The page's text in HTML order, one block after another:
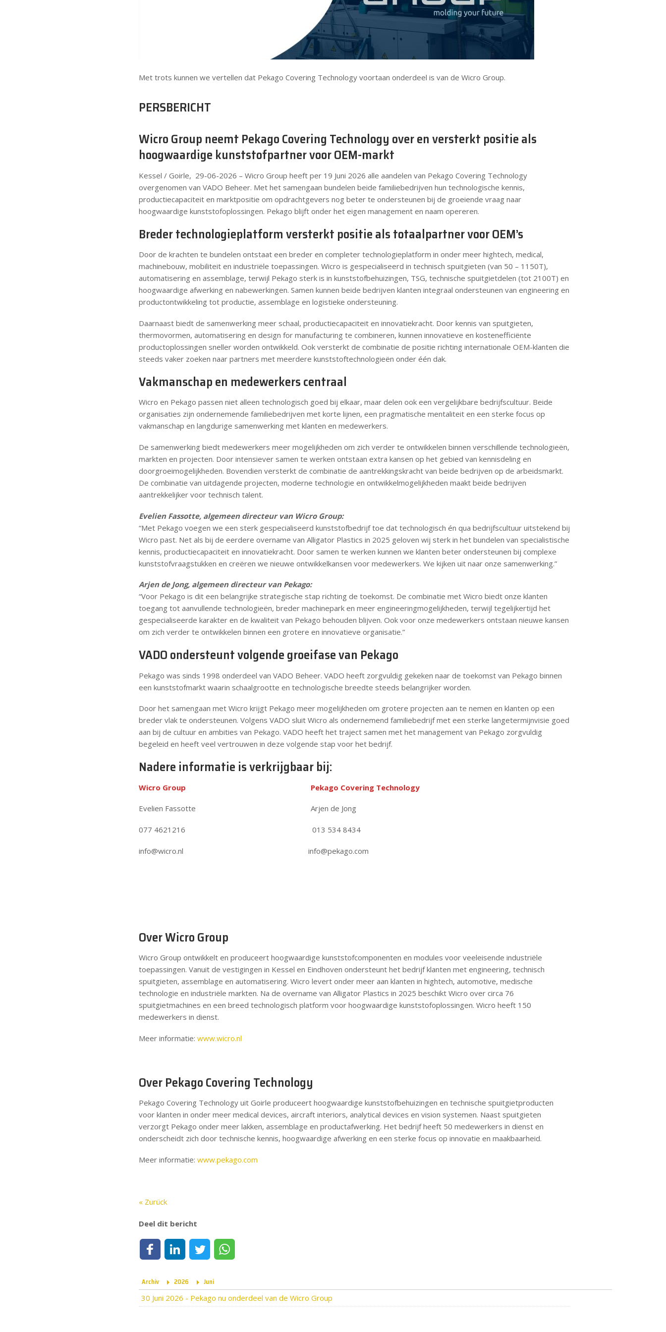
Met trots kunnen we vertellen dat Pekago Covering Technology voortaan onderdeel is van de Wicro Group.
PERSBERICHT
Wicro Group neemt Pekago Covering Technology over en versterkt positie als
hoogwaardige kunststofpartner voor OEM-markt
Kessel / Goirle, 29-06-2026 – Wicro Group heeft per 19 Juni 2026 alle aandelen van Pekago Covering Technology
overgenomen van VADO Beheer. Met het samengaan bundelen beide familiebedrijven hun technologische kennis,
productiecapaciteit en marktpositie om opdrachtgevers nog beter te ondersteunen bij de groeiende vraag naar
hoogwaardige kunststofoplossingen. Pekago blijft onder het eigen management en naam opereren.
Breder technologieplatform versterkt positie als totaalpartner voor OEM’s
Door de krachten te bundelen ontstaat een breder en completer technologieplatform in onder meer hightech, medical,
machinebouw, mobiliteit en industriële toepassingen. Wicro is gespecialiseerd in technisch spuitgieten (van 50 – 1150T),
automatisering en assemblage, terwijl Pekago sterk is in kunststofbehuizingen, TSG, technische spuitgietdelen (tot 2100T) en
hoogwaardige afwerking en nabewerkingen. Samen kunnen beide bedrijven klanten integraal ondersteunen van engineering en
productontwikkeling tot productie, assemblage en logistieke ondersteuning.
Daarnaast biedt de samenwerking meer schaal, productiecapaciteit en innovatiekracht. Door kennis van spuitgieten,
thermovormen, automatisering en design for manufacturing te combineren, kunnen innovatieve en kostenefficiënte
productoplossingen sneller worden ontwikkeld. Ook versterkt de combinatie de positie richting internationale OEM-klanten die
steeds vaker zoeken naar partners met meerdere kunststoftechnologieën onder één dak.
Vakmanschap en medewerkers centraal
Wicro en Pekago passen niet alleen technologisch goed bij elkaar, maar delen ook een vergelijkbare bedrijfscultuur. Beide
organisaties zijn ondernemende familiebedrijven met korte lijnen, een pragmatische mentaliteit en een sterke focus op
vakmanschap en langdurige samenwerking met klanten en medewerkers.
De samenwerking biedt medewerkers meer mogelijkheden om zich verder te ontwikkelen binnen verschillende technologieën,
markten en projecten. Door intensiever samen te werken ontstaan extra kansen op het gebied van kennisdeling en
doorgroeimogelijkheden. Bovendien versterkt de combinatie de aantrekkingskracht van beide bedrijven op de arbeidsmarkt.
De combinatie van uitdagende projecten, moderne technologie en ontwikkelmogelijkheden maakt beide bedrijven
aantrekkelijker voor technisch talent.
Evelien Fassotte, algemeen directeur van Wicro Group:
“Met Pekago voegen we een sterk gespecialiseerd kunststofbedrijf toe dat technologisch én qua bedrijfscultuur uitstekend bij
Wicro past. Net als bij de eerdere overname van Alligator Plastics in 2025 geloven wij sterk in het bundelen van specialistische
kennis, productiecapaciteit en innovatiekracht. Door samen te werken kunnen we klanten beter ondersteunen bij complexe
kunststofvraagstukken en creëren we nieuwe ontwikkelkansen voor medewerkers. We kijken uit naar onze samenwerking.”
Arjen de Jong, algemeen directeur van Pekago:
“Voor Pekago is dit een belangrijke strategische stap richting de toekomst. De combinatie met Wicro biedt onze klanten
toegang tot aanvullende technologieën, breder machinepark en meer engineeringmogelijkheden, terwijl tegelijkertijd het
gespecialiseerde karakter en de kwaliteit van Pekago behouden blijven. Ook voor onze medewerkers ontstaan nieuwe kansen
om zich verder te ontwikkelen binnen een grotere en innovatieve organisatie.”
VADO ondersteunt volgende groeifase van Pekago
Pekago was sinds 1998 onderdeel van VADO Beheer. VADO heeft zorgvuldig gekeken naar de toekomst van Pekago binnen
een kunststofmarkt waarin schaalgrootte en technologische breedte steeds belangrijker worden.
Door het samengaan met Wicro krijgt Pekago meer mogelijkheden om grotere projecten aan te nemen en klanten op een
breder vlak te ondersteunen. Volgens VADO sluit Wicro als ondernemend familiebedrijf met een sterke langetermijnvisie goed
aan bij de cultuur en ambities van Pekago. VADO heeft het traject samen met het management van Pekago zorgvuldig
begeleid en heeft veel vertrouwen in deze volgende stap voor het bedrijf.
Nadere informatie is verkrijgbaar bij:
Wicro Group Pekago Covering Technology
Evelien Fassotte Arjen de Jong
077 4621216 013 534 8434
info@wicro.nl info@pekago.com
Over Wicro Group
Wicro Group ontwikkelt en produceert hoogwaardige kunststofcomponenten en modules voor veeleisende industriële
toepassingen. Vanuit de vestigingen in Kessel en Eindhoven ondersteunt het bedrijf klanten met engineering, technisch
spuitgieten, assemblage en automatisering. Wicro levert onder meer aan klanten in hightech, automotive, medische
technologie en industriële markten. Na de overname van Alligator Plastics in 2025 beschikt Wicro over circa 76
spuitgietmachines en een breed technologisch platform voor hoogwaardige kunststofoplossingen. Wicro heeft 150
medewerkers in dienst.
Meer informatie: www.wicro.nl
Over Pekago Covering Technology
Pekago Covering Technology uit Goirle produceert hoogwaardige kunststofbehuizingen en technische spuitgietproducten
voor klanten in onder meer medical devices, aircraft interiors, analytical devices en vision systemen. Naast spuitgieten
verzorgt Pekago onder meer lakken, assemblage en productafwerking. Het bedrijf heeft 50 medewerkers in dienst en
onderscheidt zich door technische kennis, hoogwaardige afwerking en een sterke focus op innovatie en maakbaarheid.
Meer informatie: www.pekago.com
« Zurück
Deel dit bericht
Deel op FacebookDeel op LinkedInDeel op TwitterDeel via WhatsApp
Archiv 2026 Juni
30 Juni 2026 - Pekago nu onderdeel van de Wicro Group